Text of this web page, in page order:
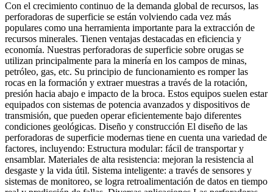
Con el crecimiento continuo de la demanda global de recursos, las
perforadoras de superficie se están volviendo cada vez más
populares como una herramienta importante para la extracción de
recursos minerales. Tienen ventajas destacadas en eficiencia y
economía. Nuestras perforadoras de superficie sobre orugas se
utilizan principalmente para la minería en los campos de minas,
petróleo, gas, etc. Su principio de funcionamiento es romper las
rocas en la formación y extraer muestras a través de la rotación,
presión hacia abajo e impacto de la broca. Estos equipos suelen estar
equipados con sistemas de potencia avanzados y dispositivos de
transmisión, que pueden operar eficientemente bajo diferentes
condiciones geológicas. Diseño y construcción El diseño de las
perforadoras de superficie modernas tiene en cuenta una variedad de
factores, incluyendo: Estructura modular: fácil de transportar y
ensamblar. Materiales de alta resistencia: mejoran la resistencia al
desgaste y la vida útil. Sistema inteligente: a través de sensores y
sistemas de monitoreo, se logra retroalimentación de datos en tiempo